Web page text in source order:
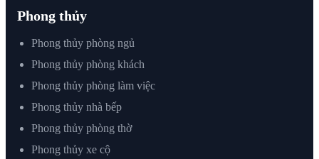
Phong thủy
Phong thủy phòng ngủ
Phong thủy phòng khách
Phong thủy phòng làm việc
Phong thủy nhà bếp
Phong thủy phòng thờ
Phong thủy xe cộ